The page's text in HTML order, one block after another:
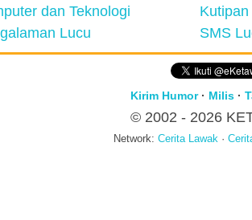
dan Teknologi
Lucu SMS
Kirim Humor· Milis ·
© 2002 - 2026
Network: Cerita Lawak ·